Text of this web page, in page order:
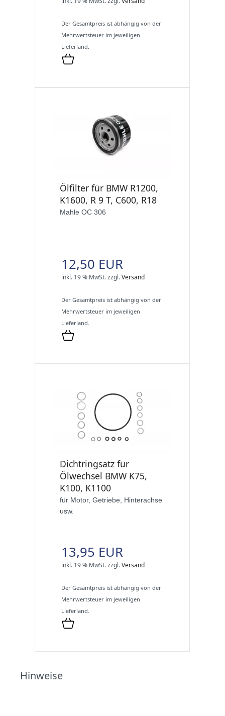
Der Gesamtpreis ist abhängig von der
Mehrwertsteuer im jeweiligen
Lieferland.
Ölfilter für BMW R1200,
K1600, R 9 T, C600, R18
Mahle OC 306
12,50 EUR
inkl. 19 % MwSt.zzgl.Versand
Der Gesamtpreis ist abhängig von der
Mehrwertsteuer im jeweiligen
Lieferland.
Dichtringsatz für
Ölwechsel BMW K75,
K100, K1100
für Motor, Getriebe, Hinterachse
usw.
13,95 EUR
inkl. 19 % MwSt.zzgl.Versand
Der Gesamtpreis ist abhängig von der
Mehrwertsteuer im jeweiligen
Lieferland.
Hinweise